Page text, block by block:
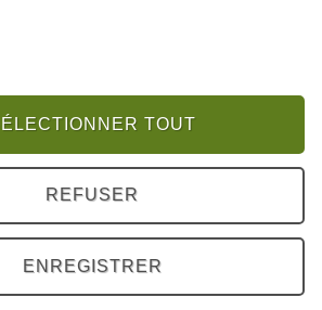
le Harz
de voyage & Funfacts
TOUT
REFUSER
ENREGISTRER